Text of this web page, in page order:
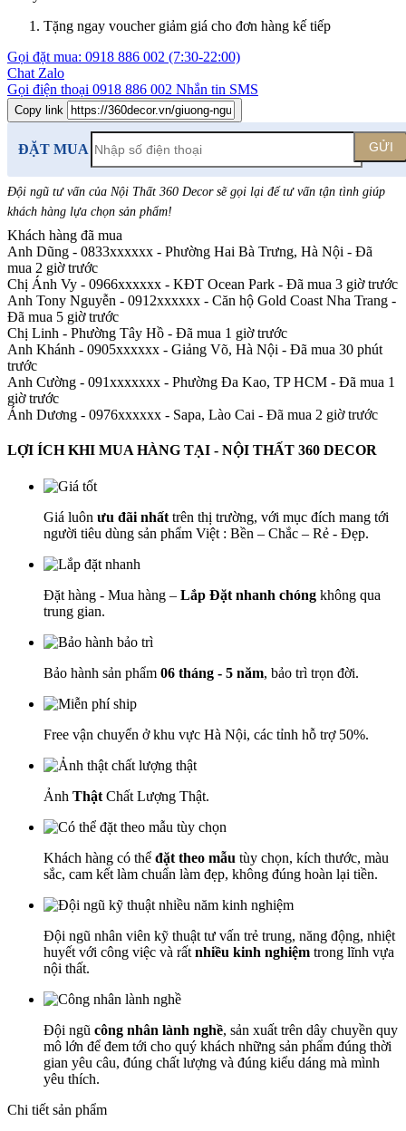
Tặng ngay voucher giảm giá cho đơn hàng kế tiếp
Gọi đặt mua: 0918 886 002 (7:30-22:00)
Chat Zalo
Gọi điện thoại 0918 886 002 Nhắn tin SMS
Copy link
ĐẶT MUA GỬI
Đội ngũ tư vấn của Nội Thất 360 Decor sẽ gọi lại để tư vấn tận tình giúp
khách hàng lựa chọn sản phẩm!
Khách hàng đã mua
Anh Dũng - 0833xxxxxx - Phường Hai Bà Trưng, Hà Nội - Đã
mua 2 giờ trước
Chị Ánh Vy - 0966xxxxxx - KĐT Ocean Park - Đã mua 3 giờ trước
Anh Tony Nguyễn - 0912xxxxxx - Căn hộ Gold Coast Nha Trang -
Đã mua 5 giờ trước
Chị Linh - Phường Tây Hồ - Đã mua 1 giờ trước
Anh Khánh - 0905xxxxxx - Giảng Võ, Hà Nội - Đã mua 30 phút
trước
Anh Cường - 091xxxxxxx - Phường Đa Kao, TP HCM - Đã mua 1
giờ trước
Ánh Dương - 0976xxxxxx - Sapa, Lào Cai - Đã mua 2 giờ trước
LỢI ÍCH KHI MUA HÀNG TẠI - NỘI THẤT 360 DECOR
Giá luôn ưu đãi nhất trên thị trường, với mục đích mang tới
người tiêu dùng sản phẩm Việt : Bền – Chắc – Rẻ - Đẹp.
Đặt hàng - Mua hàng – Lắp Đặt nhanh chóng không qua
trung gian.
Bảo hành sản phẩm 06 tháng - 5 năm, bảo trì trọn đời.
Free vận chuyển ở khu vực Hà Nội, các tỉnh hỗ trợ 50%.
Ảnh Thật Chất Lượng Thật.
Khách hàng có thể đặt theo mẫu tùy chọn, kích thước, màu
sắc, cam kết làm chuẩn làm đẹp, không đúng hoàn lại tiền.
Đội ngũ nhân viên kỹ thuật tư vấn trẻ trung, năng động, nhiệt
huyết với công việc và rất nhiều kinh nghiệm trong lĩnh vựa
nội thất.
Đội ngũ công nhân lành nghề, sản xuất trên dây chuyền quy
mô lớn để đem tới cho quý khách những sản phẩm đúng thời
gian yêu câu, đúng chất lượng và đúng kiểu dáng mà mình
yêu thích.
Chi tiết sản phẩm